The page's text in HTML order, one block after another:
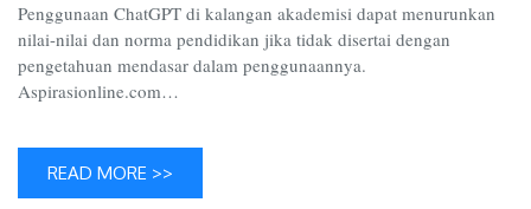
Penggunaan ChatGPT di kalangan akademisi dapat menurunkan
nilai-nilai dan norma pendidikan jika tidak disertai dengan
pengetahuan mendasar dalam penggunaannya.
Aspirasionline.com…
READ MORE >>